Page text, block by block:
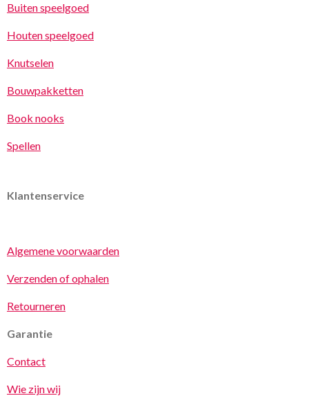
Buiten speelgoed
Houten speelgoed
Knutselen
Bouwpakketten
Book nooks
Spellen
Klantenservice
Algemene voorwaarden
Verzenden of ophalen
Retourneren
Garantie
Contact
Wie zijn wij